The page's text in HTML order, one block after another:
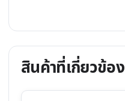
สินค้าที่เกี่ยวข้อง